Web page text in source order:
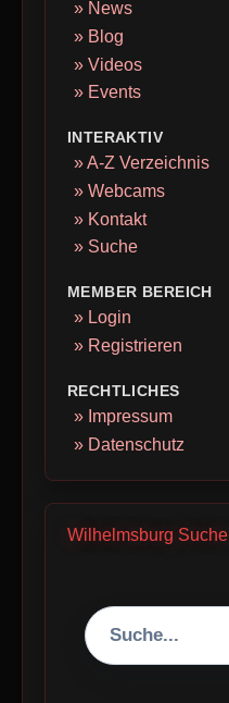
» News
» Blog
» Videos
» Events
INTERAKTIV
» A-Z Verzeichnis
» Webcams
» Kontakt
» Suche
MEMBER BEREICH
» Login
» Registrieren
RECHTLICHES
» Impressum
» Datenschutz
Wilhelmsburg Suche